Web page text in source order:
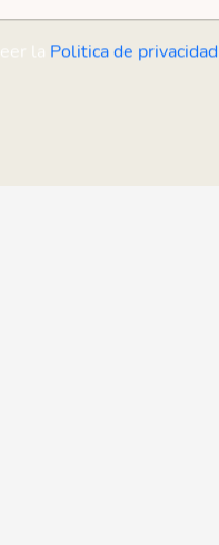
la Politica de privacidad